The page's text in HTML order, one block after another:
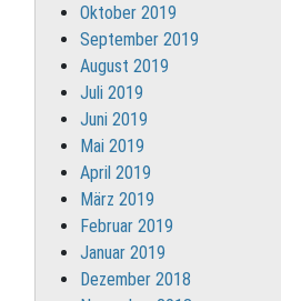
Oktober 2019
September 2019
August 2019
Juli 2019
Juni 2019
Mai 2019
April 2019
März 2019
Februar 2019
Januar 2019
Dezember 2018